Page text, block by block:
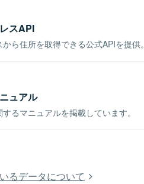
スAPI
ら住所を取得できる公式APIを提供。
ュアル
るマニュアルを掲載しています。
るデータについて